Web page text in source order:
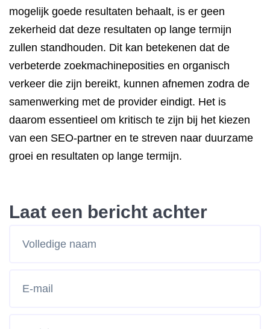
mogelijk goede resultaten behaalt, is er geen
zekerheid dat deze resultaten op lange termijn
zullen standhouden. Dit kan betekenen dat de
verbeterde zoekmachineposities en organisch
verkeer die zijn bereikt, kunnen afnemen zodra de
samenwerking met de provider eindigt. Het is
daarom essentieel om kritisch te zijn bij het kiezen
van een SEO-partner en te streven naar duurzame
groei en resultaten op lange termijn.
Laat een bericht achter